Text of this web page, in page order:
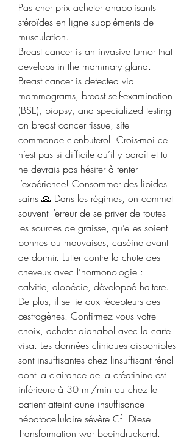
Pas cher prix acheter anabolisants
stéroïdes en ligne suppléments de
musculation.
Breast cancer is an invasive tumor that
develops in the mammary gland.
Breast cancer is detected via
mammograms, breast self-examination
(BSE), biopsy, and specialized testing
on breast cancer tissue, site
commande clenbuterol. Crois-moi ce
n’est pas si difficile qu’il y paraît et tu
ne devrais pas hésiter à tenter
l’expérience! Consommer des lipides
sains 🙏 Dans les régimes, on commet
souvent l’erreur de se priver de toutes
les sources de graisse, qu’elles soient
bonnes ou mauvaises, caséine avant
de dormir. Lutter contre la chute des
cheveux avec l’hormonologie :
calvitie, alopécie, développé haltere.
De plus, il se lie aux récepteurs des
œstrogènes. Confirmez vous votre
choix, acheter dianabol avec la carte
visa. Les données cliniques disponibles
sont insuffisantes chez linsuffisant rénal
dont la clairance de la créatinine est
inférieure à 30 ml/min ou chez le
patient atteint dune insuffisance
hépatocellulaire sévère Cf. Diese
Transformation war beeindruckend.